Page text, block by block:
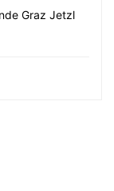
Graz Jetzl